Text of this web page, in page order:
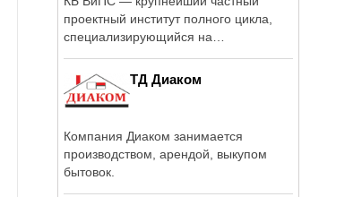
проектный институт полного цикла,
специализирующийся на
ТД Диаком
Компания Диаком занимается
производством, арендой, выкупом
бытовок.